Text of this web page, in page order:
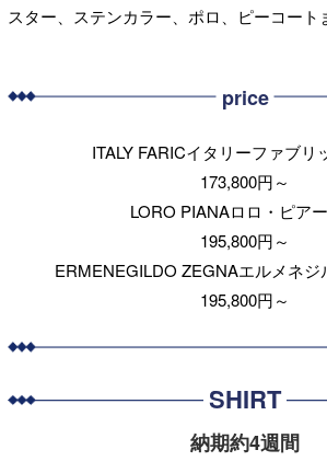
スター、ステンカラー、ポロ、ピーコート
price
ITALY FARICイタリーファブ
173,800円～
LORO PIANAロロ・ピア
195,800円～
ERMENEGILDO ZEGNAエルメネ
195,800円～
SHIRT
納期約4週間